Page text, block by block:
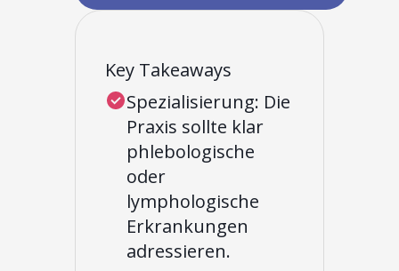
Key Takeaways
Spezialisierung: Die
Praxis sollte klar
phlebologische
oder
lymphologische
Erkrankungen
adressieren.